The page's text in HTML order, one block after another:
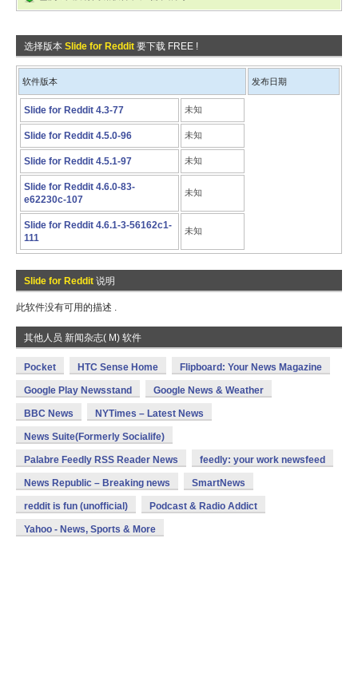
选择版本 Slide for Reddit 要下载 FREE !
软件版本 发布日期
Slide for Reddit 4.3-77 未知
Slide for Reddit 4.5.0-96 未知
Slide for Reddit 4.5.1-97 未知
Slide for Reddit 4.6.0-83-
e62230c-107
未知
Slide for Reddit 4.6.1-3-56162c1-
111
未知
Slide for Reddit 说明
此软件没有可用的描述 .
其他人员 新闻杂志( M) 软件
Pocket HTC Sense Home Flipboard: Your News Magazine
Google Play Newsstand Google News & Weather
BBC News NYTimes – Latest News
News Suite(Formerly Socialife)
Palabre Feedly RSS Reader News feedly: your work newsfeed
News Republic – Breaking news SmartNews
reddit is fun (unofficial) Podcast & Radio Addict
Yahoo - News, Sports & More